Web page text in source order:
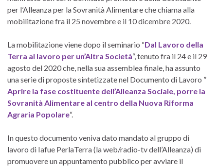
per l’Alleanza per la Sovranità Alimentare che chiama alla
mobilitazione fra il 25 novembre e il 10 dicembre 2020.
La mobilitazione viene dopo il seminario “Dal Lavoro della
Terra al lavoro per un’Altra Società“, tenuto fra il 24 e il 29
agosto del 2020 che, nella sua assemblea finale, ha assunto
una serie di proposte sintetizzate nel Documento di Lavoro ”
Aprire la fase costituente dell’Alleanza Sociale, porre la
Sovranità Alimentare al centro della Nuova Riforma
Agraria Popolare“.
In questo documento veniva dato mandato al gruppo di
lavoro di Iafue PerlaTerra (la web/radio-tv dell’Alleanza) di
promuovere un appuntamento pubblico per avviare il